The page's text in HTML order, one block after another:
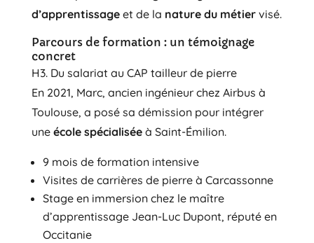
d’apprentissageet de la nature du métiervisé.
Parcours de formation : un témoignage
concret
H3. Du salariat au CAP tailleur de pierre
En 2021, Marc, ancien ingénieur chez Airbus à
Toulouse, a posé sa démission pour intégrer
une école spécialiséeà Saint-Émilion.
9 mois de formation intensive
Visites de carrières de pierre à Carcassonne
Stage en immersion chez le maître
d’apprentissage Jean-Luc Dupont, réputé en
Occitanie